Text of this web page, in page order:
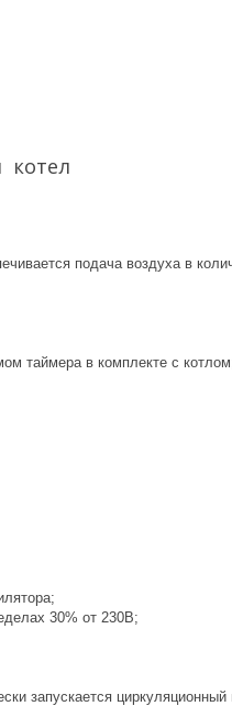
котел
подача воздуха в
таймера в комплекте с
30% от 230В;
запускается циркуляционный